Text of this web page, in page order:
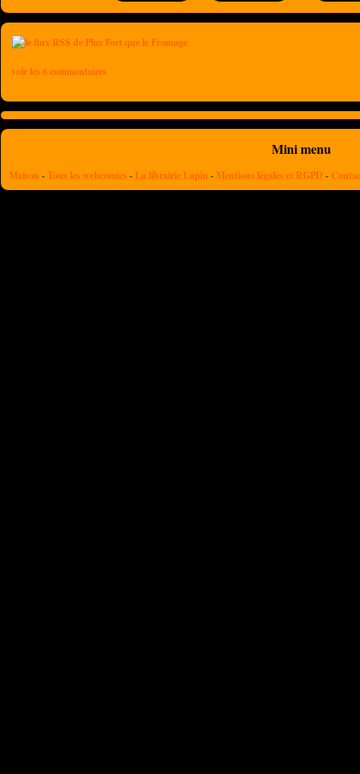
voir les 6 commentaires
Mini menu
Maison -Tous les webcomics - La librairie Lapin - Mentions légales et RGPD -